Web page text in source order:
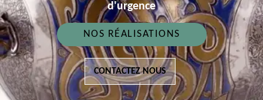
d'urgence
NOS RÉALISATIONS
CONTACTEZ NOUS